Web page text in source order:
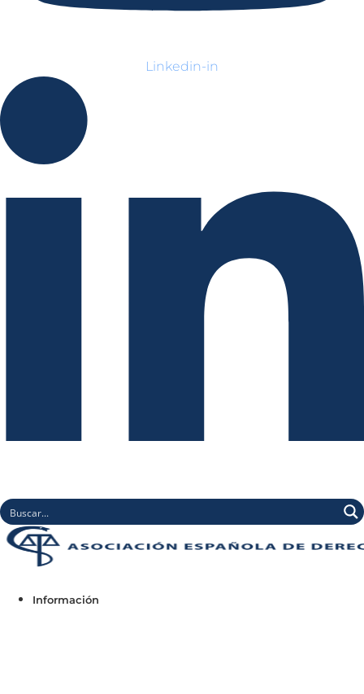
Linkedin-in
Información